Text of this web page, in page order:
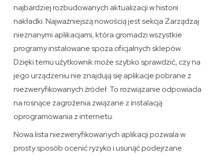
najbardziej rozbudowanych aktualizacji w historii
nakładki. Najważniejszą nowością jest sekcja Zarządzaj
nieznanymi aplikacjami, która gromadzi wszystkie
programy instalowane spoza oficjalnych sklepów.
Dzięki temu użytkownik może szybko sprawdzić, czy na
jego urządzeniu nie znajdują się aplikacje pobrane z
niezweryfikowanych źródeł. To rozwiązanie odpowiada
na rosnące zagrożenia związane z instalacją
oprogramowania z internetu.
Nowa lista niezweryfikowanych aplikacji pozwala w
prosty sposób ocenić ryzyko i usunąć podejrzane